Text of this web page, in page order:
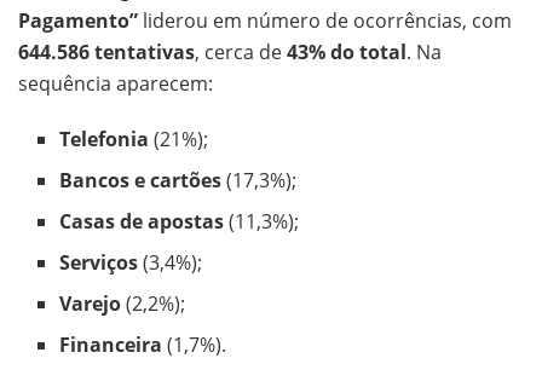
Pagamento” liderou em número de ocorrências, com
644.586 tentativas, cerca de43% do total. Na
sequência aparecem:
Telefonia(21%);
Bancos e cartões(17,3%);
Casas de apostas(11,3%);
Serviços(3,4%);
Varejo(2,2%);
Financeira(1,7%).